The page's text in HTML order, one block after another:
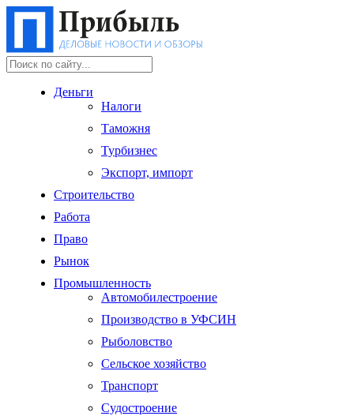
Деньги
Налоги
Таможня
Турбизнес
Экспорт, импорт
Строительство
Работа
Право
Рынок
Промышленность
Автомобилестроение
Производство в УФСИН
Рыболовство
Сельское хозяйство
Транспорт
Судостроение